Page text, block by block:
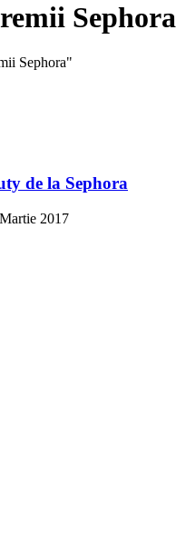
Sephora
Sephora"
de la Sephora
2017